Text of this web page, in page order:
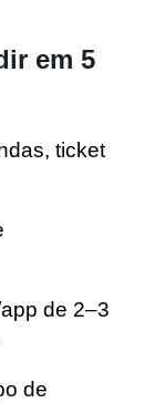
em 5
ticket
de 2–3
de